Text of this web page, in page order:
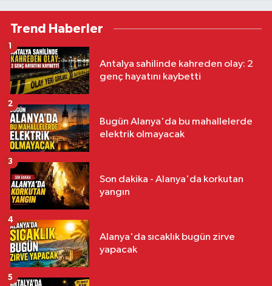
Trend Haberler
Antalya sahilinde kahreden olay: 2
genç hayatını kaybetti
1
Bugün Alanya'da bu mahallelerde
elektrik olmayacak
2
Son dakika - Alanya'da korkutan
yangın
3
Alanya'da sıcaklık bugün zirve
yapacak
4
5